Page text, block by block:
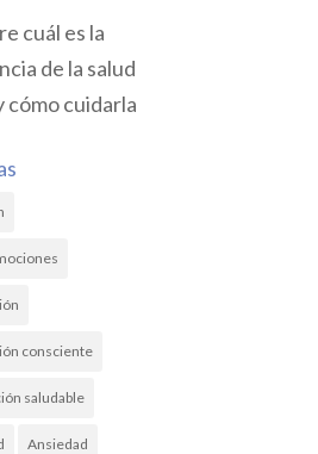
cuál es la
de la salud
cómo cuidarla
consciente
saludable
Ansiedad